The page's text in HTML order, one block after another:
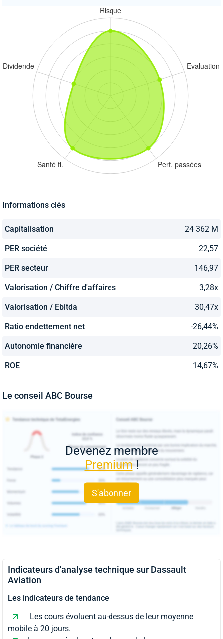
Informations clés
Capitalisation 24 362 M
PER société 22,57
PER secteur 146,97
Valorisation / Chiffre d'affaires 3,28x
Valorisation / Ebitda 30,47x
Ratio endettement net -26,44%
Autonomie financière 20,26%
ROE 14,67%
Le conseil ABC Bourse
Devenez membre
Premium!
S'abonner
Indicateurs d'analyse technique sur Dassault
Aviation
Les indicateurs de tendance
Les cours évoluent au-dessus de leur moyenne
mobile à 20 jours.